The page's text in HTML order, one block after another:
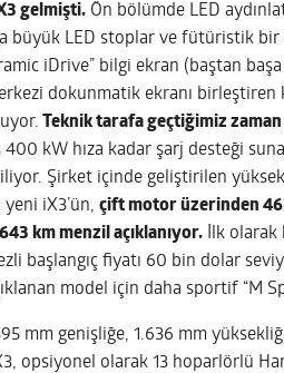
gelmişti. Ön bölümde LED
büyük LED stoplar ve fütüristik bir
iDrive” bilgi ekran (baştan
dokunmatik ekranı
Teknik tarafa geçtiğimiz
400 kW hıza kadar şarj desteği
Şirket içinde geliştirilen
yeni iX3’ün, çift motor üzerinden
km menzil açıklanıyor. İlk olarak
başlangıç fiyatı 60 bin dolar
model için daha sportif “M
mm genişliğe, 1.636 mm
opsiyonel olarak 13 hoparlörlü